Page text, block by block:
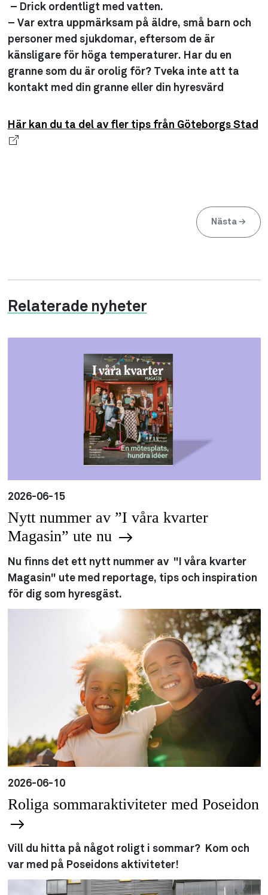
– Drick ordentligt med vatten.
– Var extra uppmärksam på äldre, små barn och
personer med sjukdomar, eftersom de är
känsligare för höga temperaturer. Har du en
granne som du är orolig för? Tveka inte att ta
kontakt med din granne eller din hyresvärd
Här kan du ta del av fler tips från Göteborgs Stad
Nästa →
Relaterade nyheter
2026-06-15
Nytt nummer av ”I våra kvarter
Magasin” ute nu
Nu finns det ett nytt nummer av "I våra kvarter
Magasin" ute med reportage, tips och inspiration
för dig som hyresgäst.
2026-06-10
Roliga sommaraktiviteter med Poseidon
Vill du hitta på något roligt i sommar? Kom och
var med på Poseidons aktiviteter!